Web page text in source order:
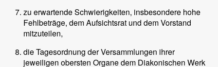
zu erwartende Schwierigkeiten, insbesondere hohe
Fehlbeträge, dem Aufsichtsrat und dem Vorstand
mitzuteilen,
die Tagesordnung der Versammlungen ihrer
jeweiligen obersten Organe dem Diakonischen Werk